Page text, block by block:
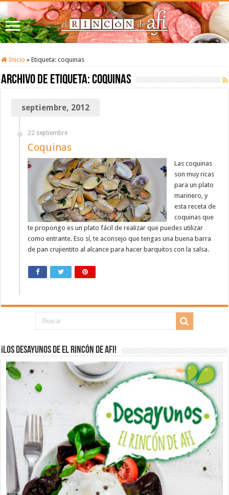
Inicio » Etiqueta:coquinas
Archivo de etiqueta:coquinas
septiembre, 2012
22 septiembre
Coquinas
Las coquinas
son muy ricas
para un plato
marinero, y
esta receta de
coquinas que
te propongo es un plato fácil de realizar que puedes utilizar
como entrante. Eso sí, te aconsejo que tengas una buena barra
de pan crujientito al alcance para hacer barquitos con la salsa.
¡Los desayunos de El Rincón de Afi!